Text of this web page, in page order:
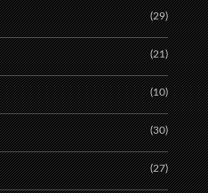
(29)
(21)
(10)
(30)
(27)